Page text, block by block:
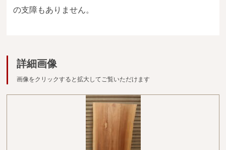
銘木製品
の支障もありません。
詳細画像
画像をクリックすると拡大してご覧いただけます